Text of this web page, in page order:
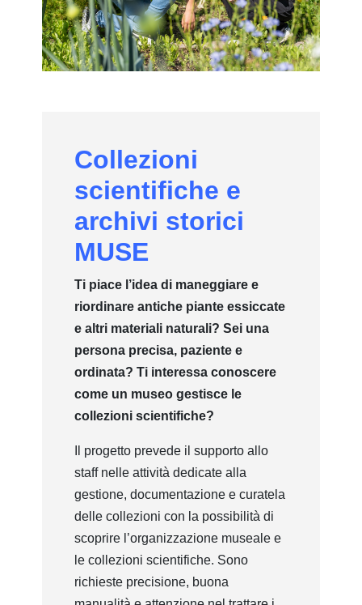
Collezioni
scientifiche e
archivi storici
MUSE
Ti piace l’idea di maneggiare e
riordinare antiche piante essiccate
e altri materiali naturali? Sei una
persona precisa, paziente e
ordinata? Ti interessa conoscere
come un museo gestisce le
collezioni scientifiche?
Il progetto prevede il supporto allo
staff nelle attività dedicate alla
gestione, documentazione e curatela
delle collezioni con la possibilità di
scoprire l’organizzazione museale e
le collezioni scientifiche. Sono
richieste precisione, buona